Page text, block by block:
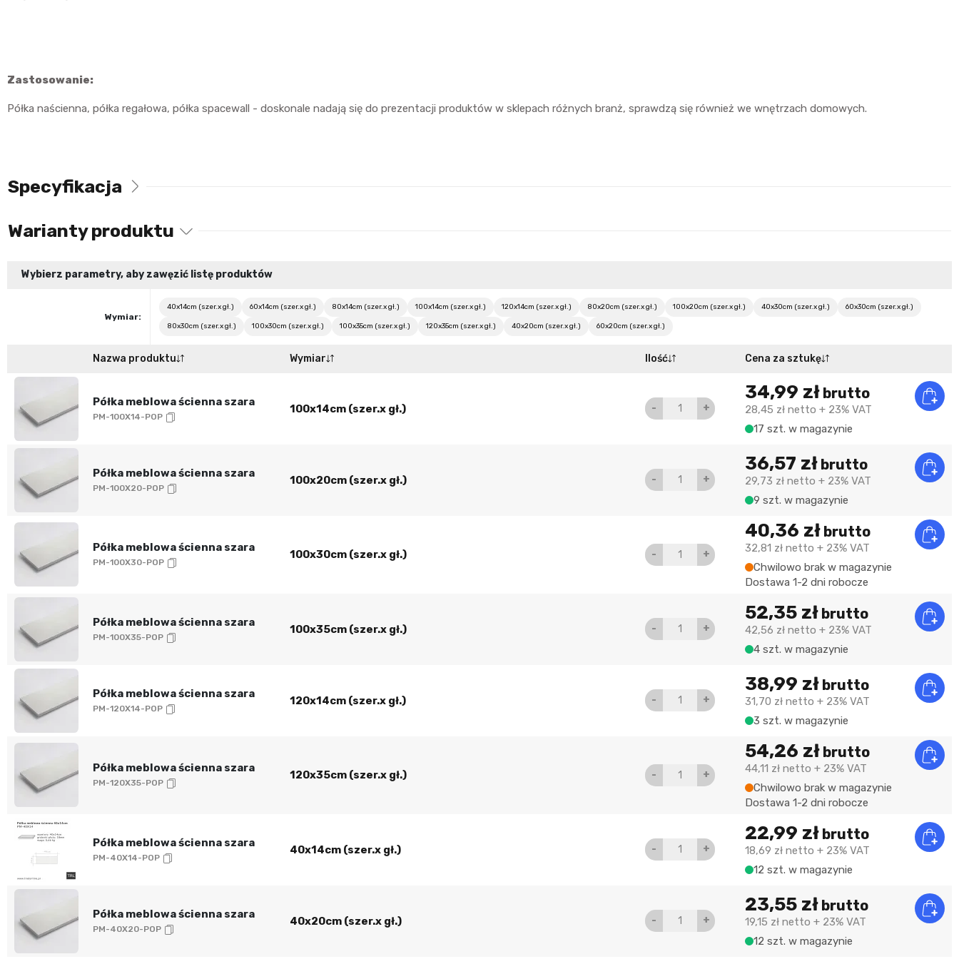
Zastosowanie:
Półka naścienna, półka regałowa, półka spacewall - doskonale nadają się do prezentacji produktów w sklepach różnych branż, sprawdzą się również we wnętrzach domowych.
Specyfikacja
Warianty produktu
Wybierz parametry, aby zawęzić listę produktów
Wymiar:
40x14cm (szer.x gł.) 60x14cm (szer.x gł.) 80x14cm (szer.x gł.) 100x14cm (szer.x gł.) 120x14cm (szer.x gł.) 80x20cm (szer.x gł.) 100x20cm (szer.x gł.) 40x30cm (szer.x gł.) 60x30cm (szer.x gł.)
80x30cm (szer.x gł.) 100x30cm (szer.x gł.) 100x35cm (szer.x gł.) 120x35cm (szer.x gł.) 40x20cm (szer.x gł.) 60x20cm (szer.x gł.)
Nazwa produktu Wymiar Ilość Cena za sztukę
Półka meblowa ścienna szara
PM-100X14-POP
100x14cm (szer.x gł.) - +
34,99 zł brutto
28,45 zł netto + 23% VAT
17 szt. w magazynie
Półka meblowa ścienna szara
PM-100X20-POP
100x20cm (szer.x gł.) - +
36,57 zł brutto
29,73 zł netto + 23% VAT
9 szt. w magazynie
Półka meblowa ścienna szara
PM-100X30-POP
100x30cm (szer.x gł.) - +
40,36 zł brutto
32,81 zł netto + 23% VAT
Chwilowo brak w magazynie
Dostawa 1-2 dni robocze
Półka meblowa ścienna szara
PM-100X35-POP
100x35cm (szer.x gł.) - +
52,35 zł brutto
42,56 zł netto + 23% VAT
4 szt. w magazynie
Półka meblowa ścienna szara
PM-120X14-POP
120x14cm (szer.x gł.) - +
38,99 zł brutto
31,70 zł netto + 23% VAT
3 szt. w magazynie
Półka meblowa ścienna szara
PM-120X35-POP
120x35cm (szer.x gł.) - +
54,26 zł brutto
44,11 zł netto + 23% VAT
Chwilowo brak w magazynie
Dostawa 1-2 dni robocze
Półka meblowa ścienna szara
PM-40X14-POP
40x14cm (szer.x gł.) - +
22,99 zł brutto
18,69 zł netto + 23% VAT
12 szt. w magazynie
Półka meblowa ścienna szara
PM-40X20-POP
40x20cm (szer.x gł.) - +
23,55 zł brutto
19,15 zł netto + 23% VAT
12 szt. w magazynie